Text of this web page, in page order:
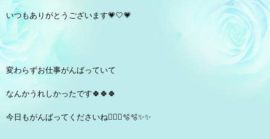
いつもありがとうございます💗🤍💗
変わらずお仕事がんばっていて
なんかうれしかったです🍀🍀🍀
今日もがんばってくださいね✊🏻🧡🫧🫧✨✨